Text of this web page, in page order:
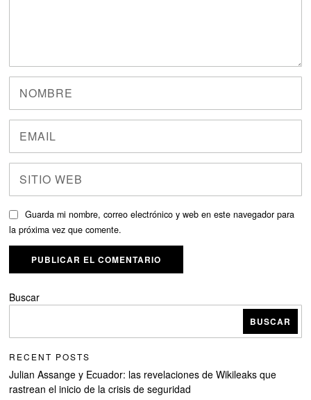
Guarda mi nombre, correo electrónico y web en este navegador para
la próxima vez que comente.
Buscar
BUSCAR
RECENT POSTS
Julian Assange y Ecuador: las revelaciones de Wikileaks que
rastrean el inicio de la crisis de seguridad